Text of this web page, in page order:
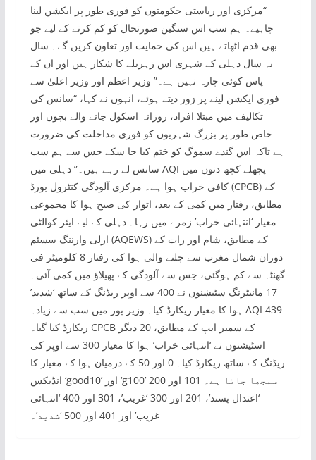
“مرکزی اور ریاستی حکومتوں کو فوری طور پر ایکشن لینا
چاہیے۔ ہم سب اس سنگین صورتحال کو کم کرنے کے لیے جو
بھی قدم اٹھاتے ہیں اس کی حمایت اور تعاون کریں گے۔ سال
بہ سال دہلی کے شہری اس زہریلے کا شکار ہیں اور ان کے
پاس کوئی چارہ نہیں ہے۔” وزیر اعظم اور وزیر اعلیٰ سے
فوری ایکشن لینے پر زور دیتے ہوئے، انہوں نے کہا، “سانس کی
تکالیف میں مبتلا افراد، روزانہ اسکول جانے والے بچوں اور
خاص طور پر بزرگ شہریوں کو فوری مداخلت کی ضرورت
ہے تاکہ اس گندے سموگ کو ختم کیا جا سکے جس سے ہم سب
سانس لے رہے ہیں۔” دہلی میں AQI پچھلے کچھ دنوں میں
کافی خراب ہوا ہے۔ مرکزی آلودگی کنٹرول بورڈ (CPCB) کے
مطابق، رفتار میں کمی کے بعد، اتوار کی صبح ہوا کا مجموعی
معیار ‘انتہائی خراب’ زمرے میں رہا۔ دہلی کے لیے ایئر کوالٹی
ارلی وارننگ سسٹم (AQEWS) کے مطابق، شام اور رات کے
دوران شمال مغرب سے چلنے والی ہوا کی رفتار 8 کلومیٹر فی
گھنٹہ سے کم ہوگئی، جس سے آلودگی کے پھیلاؤ میں کمی آئی۔
17 مانیٹرنگ سٹیشنوں نے 400 سے اوپر ریڈنگ کے ساتھ ‘شدید’
ہوا کا معیار ریکارڈ کیا۔ وزیر پور میں سب سے زیادہ AQI 439
ریکارڈ کیا گیا۔ CPCB کے سمیر ایپ کے مطابق، 20 دیگر
اسٹیشنوں نے ‘انتہائی خراب’ ہوا کا معیار 300 سے اوپر کی
ریڈنگ کے ساتھ ریکارڈ کیا۔ 0 اور 50 کے درمیان ہوا کے معیار کا
انڈیکس ‘good10’ اور ‘g100’ سمجھا جاتا ہے۔ 101 اور 200
‘اعتدال پسند’، 201 اور 300 ‘غریب’، 301 اور 400 ‘انتہائی
غریب’ اور 401 اور 500 ‘شدید’۔